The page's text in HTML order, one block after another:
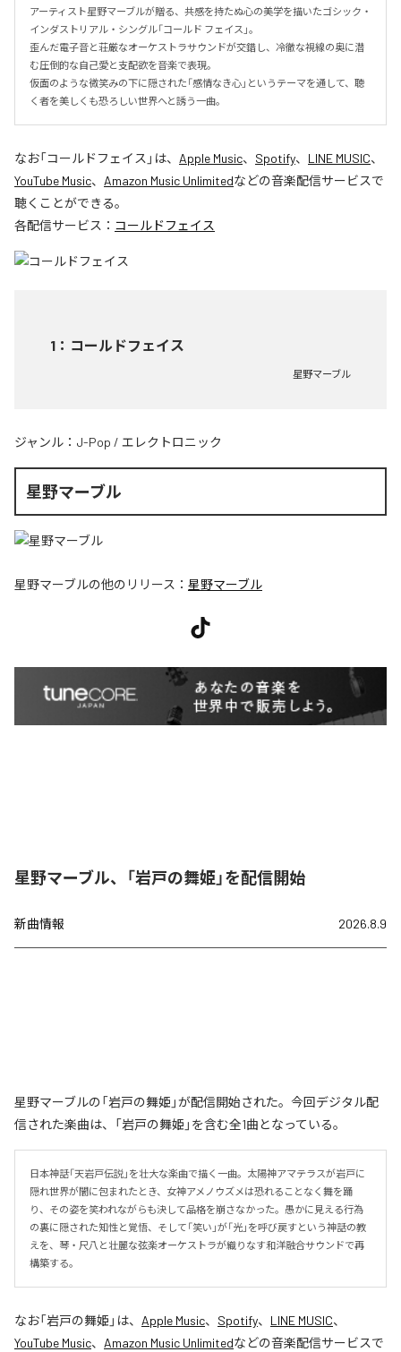
アーティスト星野マーブルが贈る、共感を持たぬ心の美学を描いたゴシック・
インダストリアル・シングル「コールド フェイス」。
歪んだ電子音と荘厳なオーケストラサウンドが交錯し、冷徹な視線の奥に潜
む圧倒的な自己愛と支配欲を音楽で表現。
仮面のような微笑みの下に隠された「感情なき心」というテーマを通して、聴
く者を美しくも恐ろしい世界へと誘う一曲。
なお「コールドフェイス 」は、 Apple Music、 Spotify、 LINE MUSIC、
YouTube Music、 Amazon Music Unlimitedなどの音楽配信サービスで
聴くことができる。
各配信サービス： コールドフェイス
1 ： コールドフェイス
星野マーブル
ジャンル： J-Pop / エレクトロニック
星野マーブル
星野マーブルの他のリリース： 星野マーブル
星野マーブル、「岩戸の舞姫」を配信開始
新曲情報 2026.8.9
星野マーブルの「岩戸の舞姫」が配信開始された。今回デジタル配
信された楽曲は、「岩戸の舞姫」を含む全1曲となっている。
日本神話「天岩戸伝説」を壮大な楽曲で描く一曲。太陽神アマテラスが岩戸に
隠れ世界が闇に包まれたとき、女神アメノウズメは恐れることなく舞を踊
り、その姿を笑われながらも決して品格を崩さなかった。愚かに見える行為
の裏に隠された知性と覚悟、そして「笑い」が「光」を呼び戻すという神話の教
えを、琴・尺八と壮麗な弦楽オーケストラが織りなす和洋融合サウンドで再
構築する。
なお「岩戸の舞姫 」は、 Apple Music、 Spotify、 LINE MUSIC、
YouTube Music、 Amazon Music Unlimitedなどの音楽配信サービスで